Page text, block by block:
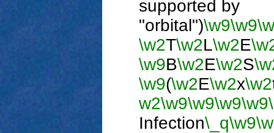
supported by
"orbital")\w9\w9
\w2T\w2L\w2E
\w9B\w2E\w2S
\w9(\w2E\w2x\w2
w2\w9\w9\w9\w9
Infection\_q\w9